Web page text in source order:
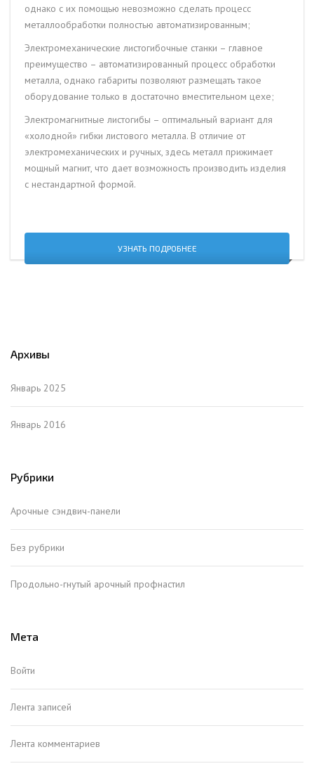
однако с их помощью невозможно сделать процесс
металлообработки полностью автоматизированным;
Электромеханические листогибочные станки – главное
преимущество – автоматизированный процесс обработки
металла, однако габариты позволяют размещать такое
оборудование только в достаточно вместительном цехе;
Электромагнитные листогибы – оптимальный вариант для
«холодной» гибки листового металла. В отличие от
электромеханических и ручных, здесь металл прижимает
мощный магнит, что дает возможность производить изделия
с нестандартной формой.
УЗНАТЬ ПОДРОБНЕЕ
Архивы
Январь 2025
Январь 2016
Рубрики
Арочные сэндвич-панели
Без рубрики
Продольно-гнутый арочный профнастил
Мета
Войти
Лента записей
Лента комментариев